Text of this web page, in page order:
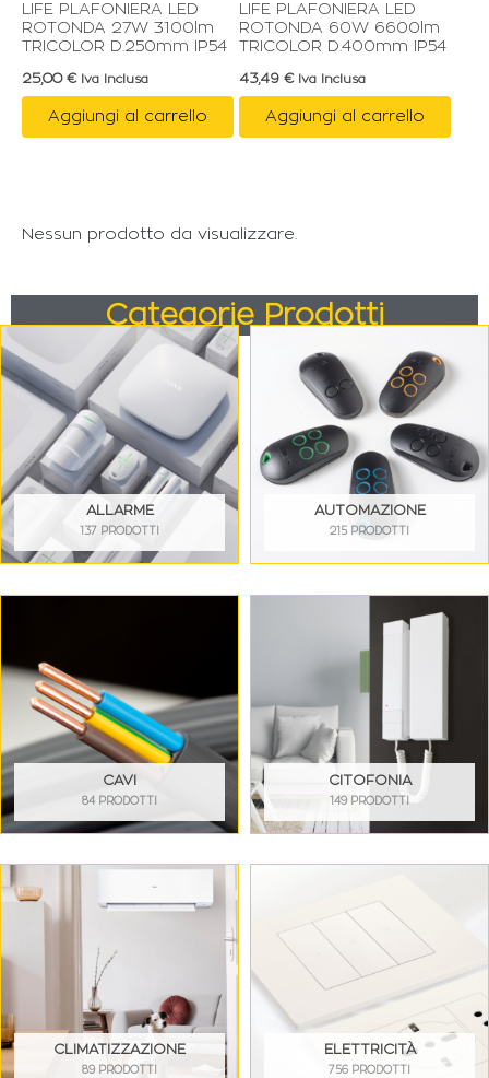
LIFE PLAFONIERA LED
ROTONDA 27W 3100lm
TRICOLOR D.250mm IP54
25,00 € Iva Inclusa
Aggiungi al carrello
LIFE PLAFONIERA LED
ROTONDA 60W 6600lm
TRICOLOR D.400mm IP54
43,49 € Iva Inclusa
Aggiungi al carrello
Nessun prodotto da visualizzare.
Categorie Prodotti
ALLARME
137 PRODOTTI
AUTOMAZIONE
215 PRODOTTI
CAVI
84 PRODOTTI
CITOFONIA
149 PRODOTTI
CLIMATIZZAZIONE
89 PRODOTTI
ELETTRICITÀ
756 PRODOTTI